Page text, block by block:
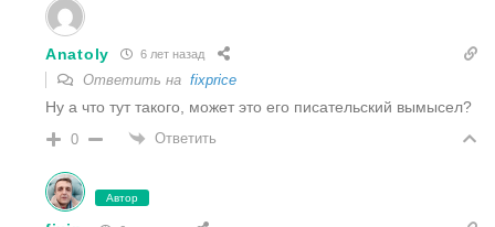
Anatoly 6 лет назад
Ответить на fixprice
Ну а что тут такого, может это его писательский вымысел?
0 Ответить
Автор